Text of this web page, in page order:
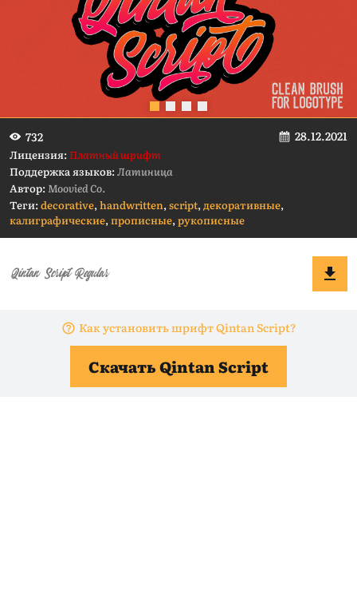
732 28.12.2021
Лицензия:Платный шрифт
Поддержка языков:Латиница
Автор:Moovied Co.
Теги:decorative,handwritten,script,декоративные,
калиграфические,прописные,рукописные
Как установить шрифт Qintan Script?
Скачать Qintan Script